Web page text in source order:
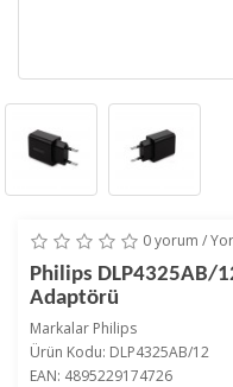
0 yorum /
Philips DLP4325AB/
Adaptörü
Markalar Philips
Ürün Kodu: DLP4325AB/12
EAN: 4895229174726